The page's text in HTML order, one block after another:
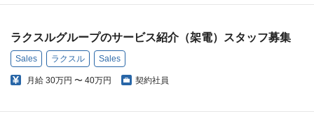
ラクスルグループのサービス紹介（架電）スタッフ募集
Sales ラクスル Sales
月給 30万円 〜 40万円 契約社員